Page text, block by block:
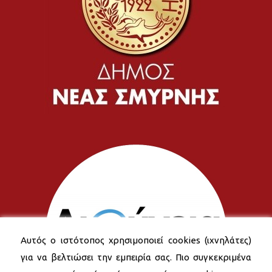
Αυτός ο ιστότοπος χρησιμοποιεί cookies (ιχνηλάτες)
για να βελτιώσει την εμπειρία σας. Πιο συγκεκριμένα